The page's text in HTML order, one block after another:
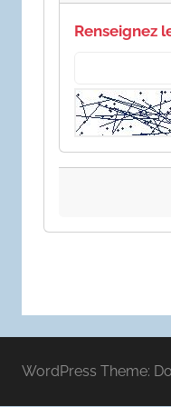
Renseignez
WordPress Theme: